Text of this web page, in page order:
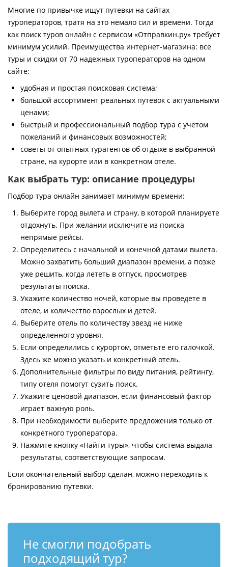
Многие по привычке ищут путевки на сайтах
туроператоров, тратя на это немало сил и времени. Тогда
как поиск туров онлайн с сервисом «Отправкин.ру» требует
минимум усилий. Преимущества интернет-магазина: все
туры и скидки от 70 надежных туроператоров на одном
сайте;
удобная и простая поисковая система;
большой ассортимент реальных путевок с актуальными
ценами;
быстрый и профессиональный подбор тура с учетом
пожеланий и финансовых возможностей;
советы от опытных турагентов об отдыхе в выбранной
стране, на курорте или в конкретном отеле.
Как выбрать тур: описание процедуры
Подбор тура онлайн занимает минимум времени:
Выберите город вылета и страну, в которой планируете
отдохнуть. При желании исключите из поиска
непрямые рейсы.
Определитесь с начальной и конечной датами вылета.
Можно захватить больший диапазон времени, а позже
уже решить, когда лететь в отпуск, просмотрев
результаты поиска.
Укажите количество ночей, которые вы проведете в
отеле, и количество взрослых и детей.
Выберите отель по количеству звезд не ниже
определенного уровня.
Если определились с курортом, отметьте его галочкой.
Здесь же можно указать и конкретный отель.
Дополнительные фильтры по виду питания, рейтингу,
типу отеля помогут сузить поиск.
Укажите ценовой диапазон, если финансовый фактор
играет важную роль.
При необходимости выберите предложения только от
конкретного туроператора.
Нажмите кнопку «Найти туры», чтобы система выдала
результаты, соответствующие запросам.
Если окончательный выбор сделан, можно переходить к
бронированию путевки.
Не смогли подобрать
подходящий тур?